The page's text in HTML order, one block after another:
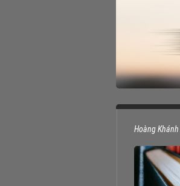
Hoàng Khánh